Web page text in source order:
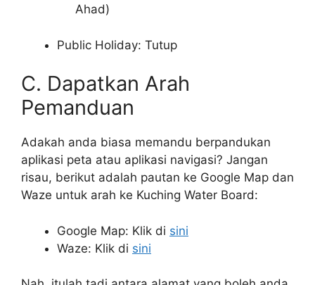
Ahad)
Public Holiday: Tutup
C. Dapatkan Arah
Pemanduan
Adakah anda biasa memandu berpandukan
aplikasi peta atau aplikasi navigasi? Jangan
risau, berikut adalah pautan ke Google Map dan
Waze untuk arah ke Kuching Water Board:
Google Map: Klik di sini
Waze: Klik di sini